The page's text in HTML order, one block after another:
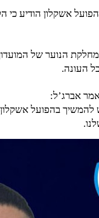
העונה.
אברג’ל:
להמשיך בהפועל